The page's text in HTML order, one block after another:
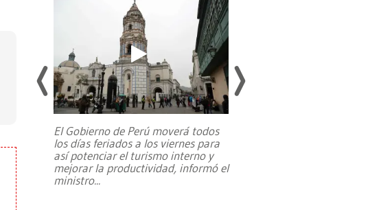
El Gobierno de Perú moverá todos
los días feriados a los viernes para
así potenciar el turismo interno y
mejorar la productividad, informó el
ministro...